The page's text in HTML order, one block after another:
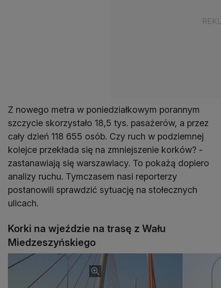
Z nowego metra w poniedziałkowym porannym
szczycie skorzystało 18,5 tys. pasażerów, a przez
cały dzień 118 655 osób. Czy ruch w podziemnej
kolejce przekłada się na zmniejszenie korków? -
zastanawiają się warszawiacy. To pokażą dopiero
analizy ruchu. Tymczasem nasi reporterzy
postanowili sprawdzić sytuację na stołecznych
ulicach.
Korki na wjeździe na trasę z Wału
Miedzeszyńskiego